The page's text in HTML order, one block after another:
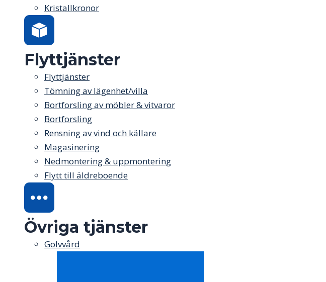
Kristallkronor
Flyttjänster
Flyttjänster
Tömning av lägenhet/villa
Bortforsling av möbler & vitvaror
Bortforsling
Rensning av vind och källare
Magasinering
Nedmontering & uppmontering
Flytt till äldreboende
Övriga tjänster
Golvvård